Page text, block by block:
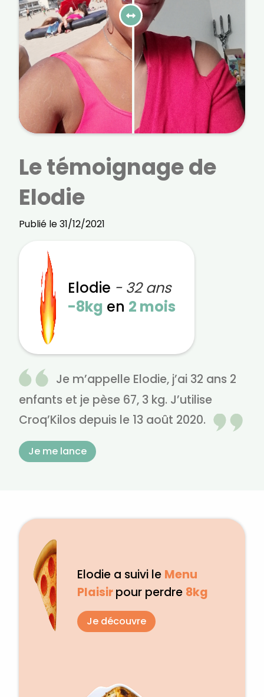
Le témoignage de
Elodie
Publié le 31/12/2021
Elodie - 32 ans
-8kg en 2 mois
Je m’appelle Elodie, j’ai 32 ans 2
enfants et je pèse 67, 3 kg. J’utilise
Croq’Kilos depuis le 13 août 2020.
Je me lance
Elodie a suivi le Menu
Plaisirpour perdre 8kg
Je découvre
courriels, l'heure à laquelle vous le faites
ainsi que des informations sur le terminal
que vous utilisez. Pour en savoir plus sur
ces traceurs, voir notrepolitique de
confidentialité.
Je reçois mon cadeau !
Votre adresse email sera utilisée par Digital Prisma Players
pour vous envoyer votre newsletter contenant des offres
commerciales personnalisées. Vous pourrez vous
désinscrire en utilisant le lien de désabonnement intégré
dans la newsletter. Pour en savoir plus et exercer vos droits,
prenez connaissance de notre
Charte de Confidentialité